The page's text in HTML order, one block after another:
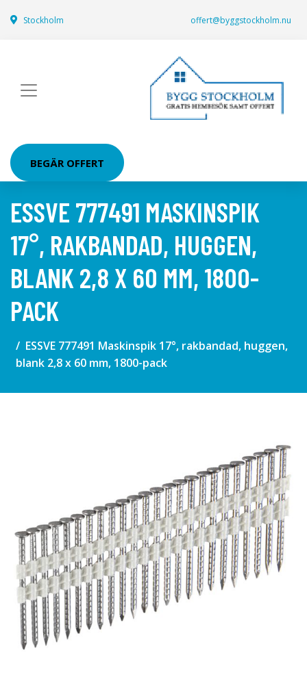
Stockholm offert@byggstockholm.nu
BEGÄR OFFERT
ESSVE 777491 MASKINSPIK
17°, RAKBANDAD, HUGGEN,
BLANK 2,8 X 60 MM, 1800-
PACK
ESSVE 777491 Maskinspik 17°, rakbandad, huggen,
blank 2,8 x 60 mm, 1800-pack